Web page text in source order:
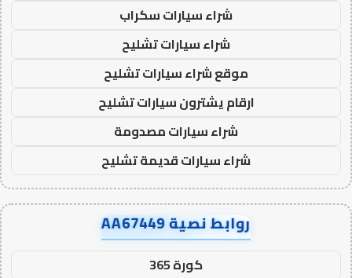
شراء سيارات سكراب
شراء سيارات تشليح
موقع شراء سيارات تشليح
ارقام يشترون سيارات تشليح
شراء سيارات مصدومة
شراء سيارات قديمة تشليح
روابط نصية AA67449
كورة 365